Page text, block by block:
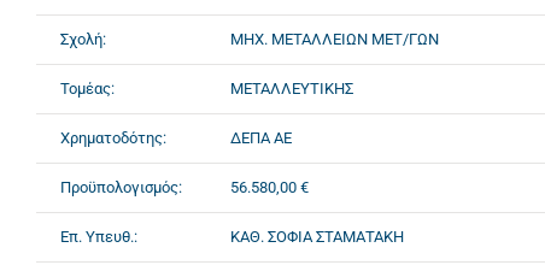
Σχολή: ΜΗΧ. ΜΕΤΑΛΛΕΙΩΝ ΜΕΤ/ΓΩΝ
Τομέας: ΜΕΤΑΛΛΕΥΤΙΚΗΣ
Χρηματοδότης: ΔΕΠΑ ΑΕ
Προϋπολογισμός: 56.580,00 €
Επ. Υπευθ.: ΚΑΘ. ΣΟΦΙΑ ΣΤΑΜΑΤΑΚΗ